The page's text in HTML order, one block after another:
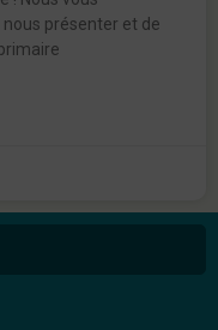
présenter et de